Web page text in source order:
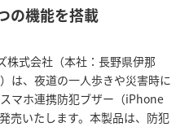
の機能を搭載
株式会社（本社：長野県伊那
は、夜道の一人歩きや災害時に
マホ連携防犯ブザー（iPhone
売いたします。本製品は、防犯